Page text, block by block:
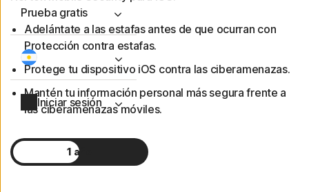
Prueba gratis
Iniciar sesión
Adelántate a las estafas antes de que ocurran con
Protección contra estafas.
Protege tu dispositivo iOS contra las ciberamenazas.
Mantén tu información personal más segura frente a
las ciberamenazas móviles.
1 año